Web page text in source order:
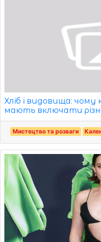
Хліб і видовища:
мають включати
Мистецтво та розваги